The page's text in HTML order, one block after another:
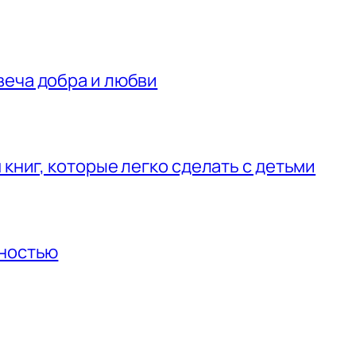
добра и любви
которые легко сделать с детьми